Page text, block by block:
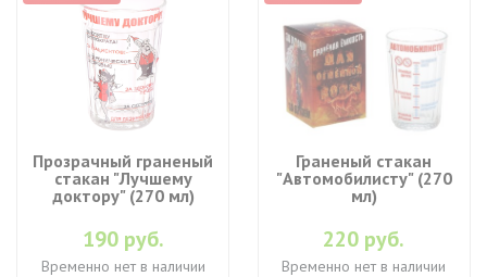
Прозрачный граненый
стакан "Лучшему
доктору" (270 мл)
190 руб.
Временно нет в наличии
Граненый стакан
"Автомобилисту" (270
мл)
220 руб.
Временно нет в наличии